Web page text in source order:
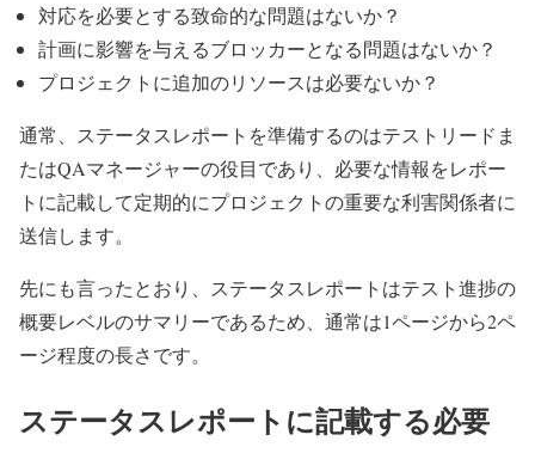
対応を必要とする致命的な問題はないか？
計画に影響を与えるブロッカーとなる問題はないか？
プロジェクトに追加のリソースは必要ないか？
通常、ステータスレポートを準備するのはテストリードま
たはQAマネージャーの役目であり、必要な情報をレポー
トに記載して定期的にプロジェクトの重要な利害関係者に
送信します。
先にも言ったとおり、ステータスレポートはテスト進捗の
概要レベルのサマリーであるため、通常は1ページから2ペ
ージ程度の長さです。
ステータスレポートに記載する必要